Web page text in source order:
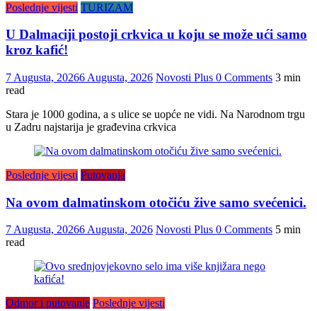
Poslednje vijesti TURIZAM
U Dalmaciji postoji crkvica u koju se može ući samo
kroz kafić!
7 Augusta, 20266 Augusta, 2026 Novosti Plus 0 Comments 3 min
read
Stara je 1000 godina, a s ulice se uopće ne vidi. Na Narodnom trgu
u Zadru najstarija je građevina crkvica
Poslednje vijesti Putovanja
Na ovom dalmatinskom otočiću žive samo svećenici.
7 Augusta, 20266 Augusta, 2026 Novosti Plus 0 Comments 5 min
read
Odmor i putovanje Poslednje vijesti